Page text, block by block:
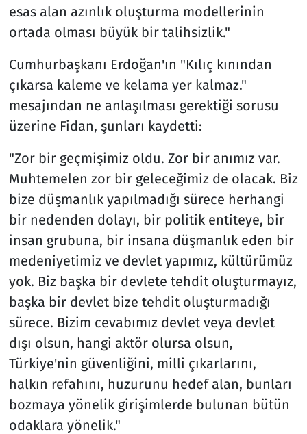
esas alan azınlık oluşturma modellerinin
ortada olması büyük bir talihsizlik."
Cumhurbaşkanı Erdoğan'ın "Kılıç kınından
çıkarsa kaleme ve kelama yer kalmaz."
mesajından ne anlaşılması gerektiği sorusu
üzerine Fidan, şunları kaydetti:
"Zor bir geçmişimiz oldu. Zor bir anımız var.
Muhtemelen zor bir geleceğimiz de olacak. Biz
bize düşmanlık yapılmadığı sürece herhangi
bir nedenden dolayı, bir politik entiteye, bir
insan grubuna, bir insana düşmanlık eden bir
medeniyetimiz ve devlet yapımız, kültürümüz
yok. Biz başka bir devlete tehdit oluşturmayız,
başka bir devlet bize tehdit oluşturmadığı
sürece. Bizim cevabımız devlet veya devlet
dışı olsun, hangi aktör olursa olsun,
Türkiye'nin güvenliğini, milli çıkarlarını,
halkın refahını, huzurunu hedef alan, bunları
bozmaya yönelik girişimlerde bulunan bütün
odaklara yönelik."